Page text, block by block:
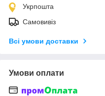
Укрпошта
Самовивіз
Всі умови доставки
Умови оплати